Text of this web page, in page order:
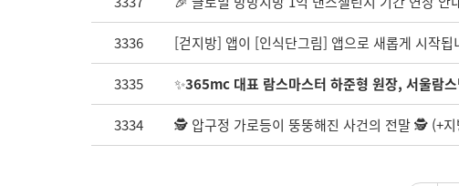
3336 [걷지방] 앱이 [인식단그림] 앱으로 새롭게 시작됩
3335 ✨365mc 대표 람스마스터 하준형 원장, 서울람
3334 🕵️ 압구정 가로등이 뚱뚱해진 사건의 전말 🕵️ (+지